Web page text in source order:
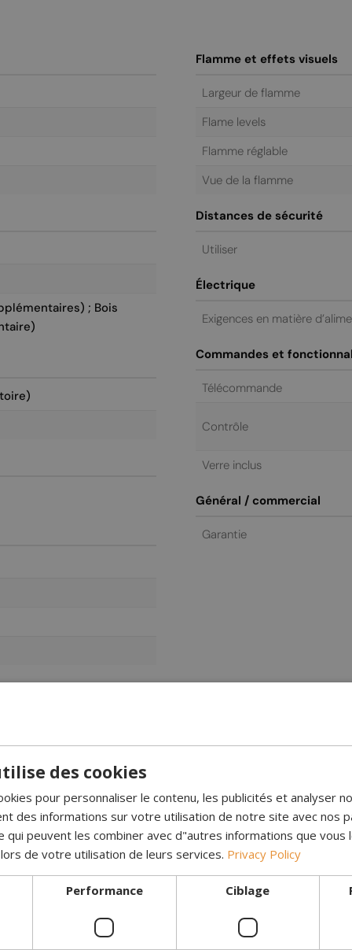
; Bois
Flamme et effets visuels
Largeur de flamme
Flame levels
Flamme réglable
Vue de la flamme
Distances de sécurité
Utiliser
Électrique
Exigences en matière
Commandes et
Télécommande
Contrôle
Verre inclus
Général / commercial
Garantie
tous les côtés. Cela offre une vue magnifique sur les
au monde à être entièrement entourée de verre trempé,
d’entrer par le bas et à l’air chaud d’être expulsé par les grilles
sûres du marché.
brûleurs et de cheminées haut de gamme. Le brûleur repose
des cookies
pour personnaliser le contenu, les publicités et analyser
des informations sur votre utilisation de notre site avec nos
qui peuvent les combiner avec d"autres informations que vous
de votre utilisation de leurs services. Privacy Policy
Performance Ciblage